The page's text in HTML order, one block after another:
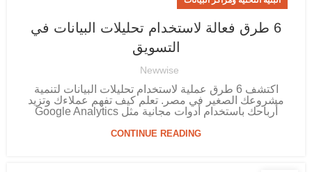
6 طرق فعالة لاستخدام تحليلات البيانات في
التسويق
Newwise
اكتشف 6 طرق عملية لاستخدام تحليلات البيانات لتنمية
مشروعك الصغير في مصر. تعلم كيف تفهم عملاءك وتزيد
أرباحك باستخدام أدوات مجانية مثل Google Analytics
CONTINUE READING